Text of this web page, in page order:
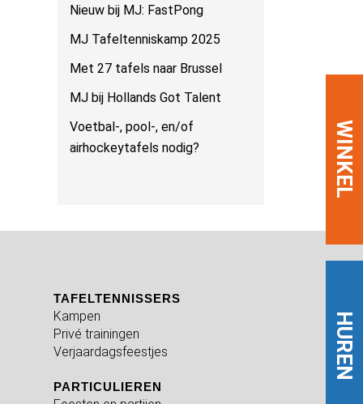
HUREN
WINKEL
Nieuw bij MJ: FastPong
MJ Tafeltenniskamp 2025
Met 27 tafels naar Brussel
MJ bij Hollands Got Talent
Voetbal-, pool-, en/of
airhockeytafels nodig?
TAFELTENNISSERS
Kampen
Privé trainingen
Verjaardagsfeestjes
PARTICULIEREN